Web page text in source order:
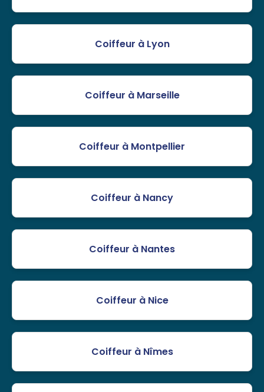
Coiffeur à Lyon
Coiffeur à Marseille
Coiffeur à Montpellier
Coiffeur à Nancy
Coiffeur à Nantes
Coiffeur à Nice
Coiffeur à Nîmes